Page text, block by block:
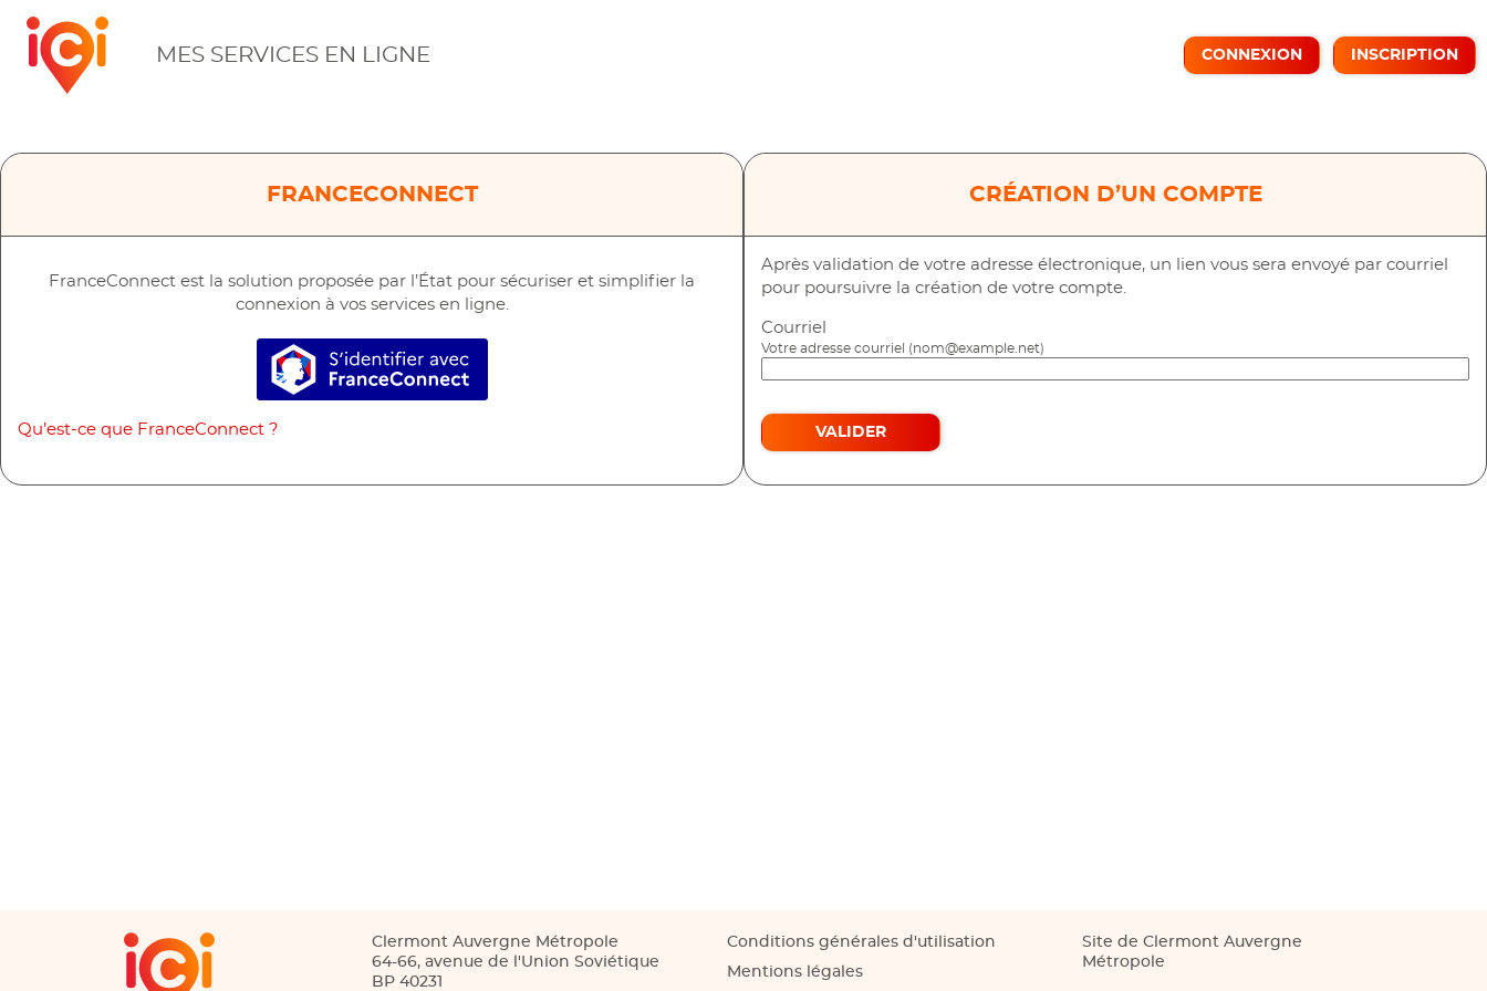
ICI
MES SERVICES EN LIGNE CONNEXION INSCRIPTION
FRANCECONNECT
FranceConnect est la solution proposée par l’État pour sécuriser et simplifier la
connexion à vos services en ligne.
S’identifier avec FranceConnect
Qu’est-ce que FranceConnect ?
CRÉATION D’UN COMPTE
Après validation de votre adresse électronique, un lien vous sera envoyé par courriel
pour poursuivre la création de votre compte.
Courriel
Votre adresse courriel (nom@example.net)
VALIDER
Clermont Auvergne Métropole
64-66, avenue de l'Union Soviétique
BP 40231
Conditions générales d'utilisation
Mentions légales
Site de Clermont Auvergne
Métropole